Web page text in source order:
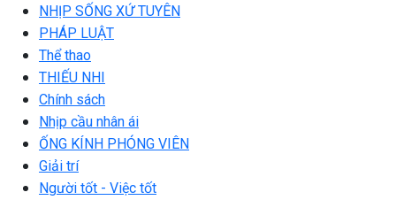
NHỊP SỐNG XỨ TUYÊN
PHÁP LUẬT
Thể thao
THIẾU NHI
Chính sách
Nhịp cầu nhân ái
ỐNG KÍNH PHÓNG VIÊN
Giải trí
Người tốt - Việc tốt